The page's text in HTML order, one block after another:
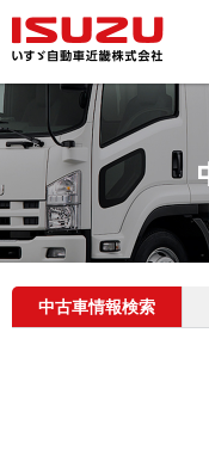
中古車情報検索